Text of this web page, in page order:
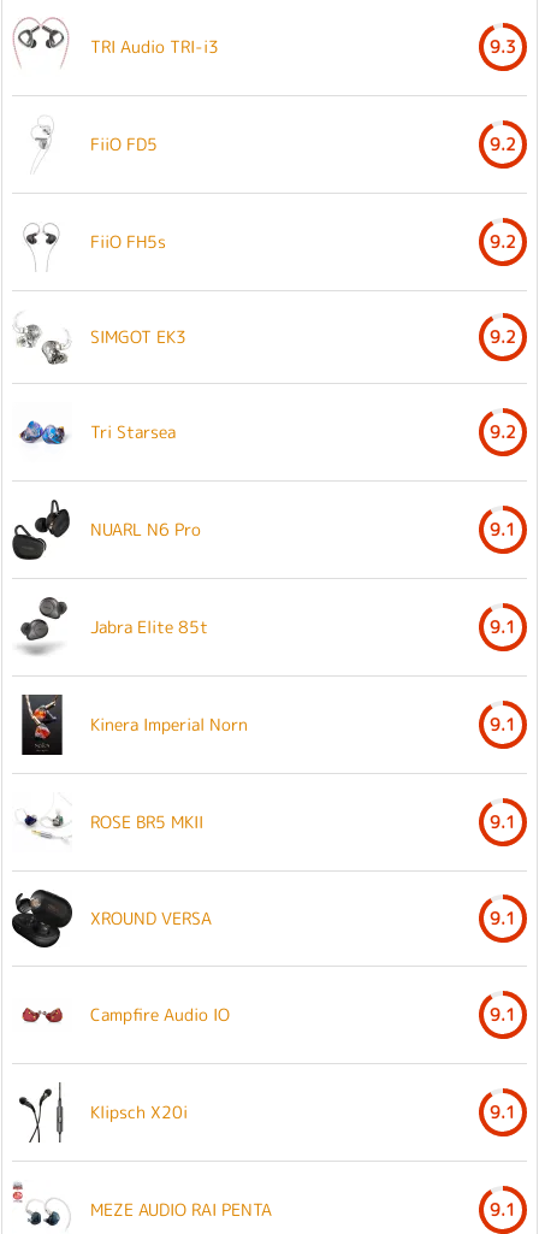
TRI Audio TRI-i3 9.3
FiiO FD5 9.2
FiiO FH5s 9.2
SIMGOT EK3 9.2
Tri Starsea 9.2
NUARL N6 Pro 9.1
Jabra Elite 85t 9.1
Kinera Imperial Norn 9.1
ROSE BR5 MKII 9.1
XROUND VERSA 9.1
Campfire Audio IO 9.1
Klipsch X20i 9.1
MEZE AUDIO RAI PENTA 9.1